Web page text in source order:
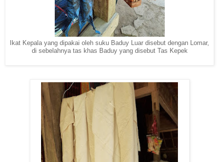
Ikat Kepala yang dipakai oleh suku Baduy Luar disebut dengan Lomar,
di sebelahnya tas khas Baduy yang disebut Tas Kepek